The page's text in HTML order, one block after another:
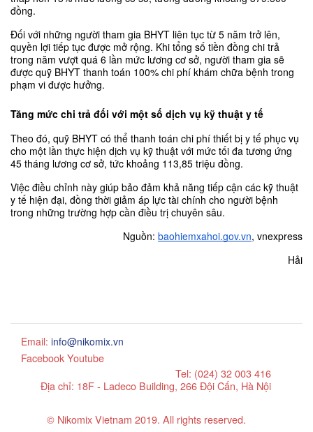
đồng.
Đối với những người tham gia BHYT liên tục từ 5 năm trở lên,
quyền lợi tiếp tục được mở rộng. Khi tổng số tiền đồng chi trả
trong năm vượt quá 6 lần mức lương cơ sở, người tham gia sẽ
được quỹ BHYT thanh toán 100% chi phí khám chữa bệnh trong
phạm vi được hưởng.
Tăng mức chi trả đối với một số dịch vụ kỹ thuật y tế
Theo đó, quỹ BHYT có thể thanh toán chi phí thiết bị y tế phục vụ
cho một lần thực hiện dịch vụ kỹ thuật với mức tối đa tương ứng
45 tháng lương cơ sở, tức khoảng 113,85 triệu đồng.
Việc điều chỉnh này giúp bảo đảm khả năng tiếp cận các kỹ thuật
y tế hiện đại, đồng thời giảm áp lực tài chính cho người bệnh
trong những trường hợp cần điều trị chuyên sâu.
Nguồn: baohiemxahoi.gov.vn, vnexpress
Hải
Email: info@nikomix.vn
FacebookYoutube
Tel: (024) 32 003 416
Địa chỉ: 18F - Ladeco Building, 266 Đội Cấn, Hà Nội
© Nikomix Vietnam 2019. All rights reserved.